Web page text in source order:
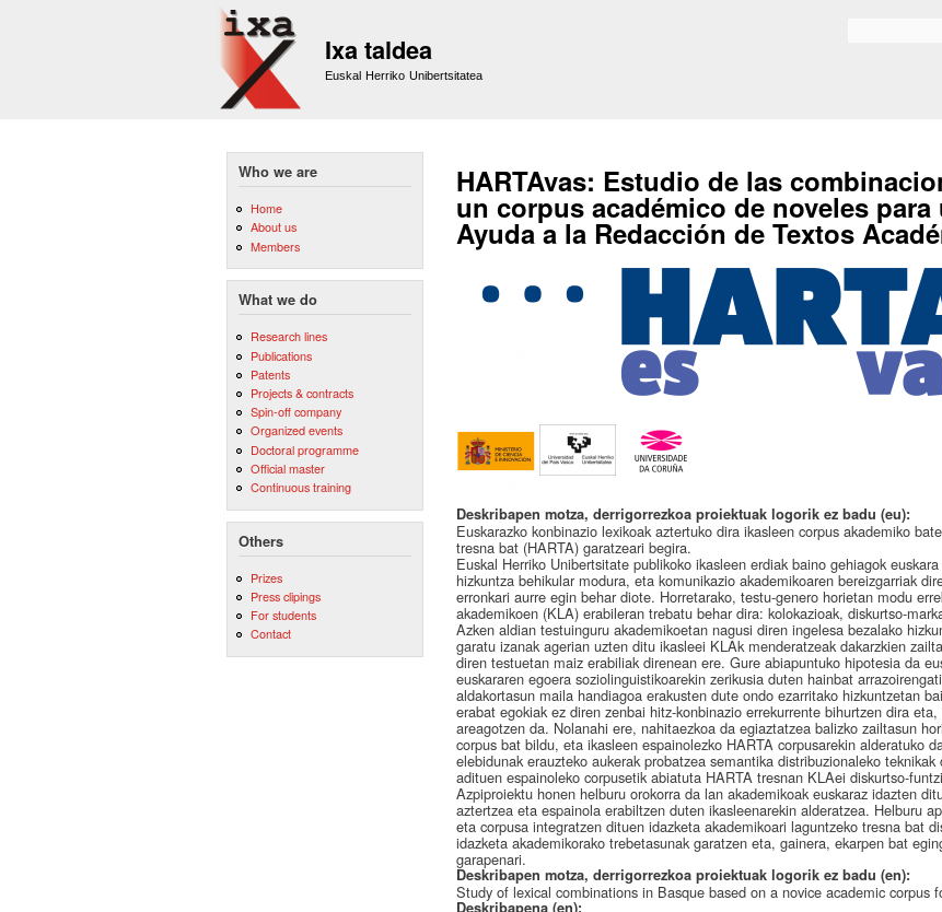
Ixa taldea
Euskal Herriko Unibertsitatea
Who we are
Home
About us
Members
What we do
Research lines
Publications
Patents
Projects & contracts
Spin-off company
Organized events
Doctoral programme
Official master
Continuous training
Others
Prizes
Press clipings
For students
Contact
HARTAvas: Estudio de las
un corpus académico de noveles para
Ayuda a la Redacción de Textos
Deskribapen motza, derrigorrezkoa proiektuak logorik ez badu (eu):
Euskarazko konbinazio lexikoak aztertuko dira ikasleen corpus akademiko
tresna bat (HARTA) garatzeari begira.
Euskal Herriko Unibertsitate publikoko ikasleen erdiak baino gehiagok
hizkuntza behikular modura, eta komunikazio akademikoaren bereizgarriak
erronkari aurre egin behar diote. Horretarako, testu-genero horietan modu
akademikoen (KLA) erabileran trebatu behar dira: kolokazioak, diskurtso-
Azken aldian testuinguru akademikoetan nagusi diren ingelesa bezalako
garatu izanak agerian uzten ditu ikasleei KLAk menderatzeak dakarzkien
diren testuetan maiz erabiliak direnean ere. Gure abiapuntuko hipotesia da
euskararen egoera soziolinguistikoarekin zerikusia duten hainbat
aldakortasun maila handiagoa erakusten dute ondo ezarritako hizkuntzetan
erabat egokiak ez diren zenbai hitz-konbinazio errekurrente bihurtzen dira
areagotzen da. Nolanahi ere, nahitaezkoa da egiaztatzea balizko zailtasun
corpus bat bildu, eta ikasleen espainolezko HARTA corpusarekin alderatuko
elebidunak erauzteko aukerak probatzea semantika distribuzionaleko
adituen espainoleko corpusetik abiatuta HARTA tresnan KLAei diskurtso-
Azpiproiektu honen helburu orokorra da lan akademikoak euskaraz idazten
aztertzea eta espainola erabiltzen duten ikasleenarekin alderatzea. Helburu
eta corpusa integratzen dituen idazketa akademikoari laguntzeko tresna bat
idazketa akademikorako trebetasunak garatzen eta, gainera, ekarpen bat
garapenari.
Deskribapen motza, derrigorrezkoa proiektuak logorik ez badu (en):
Study of lexical combinations in Basque based on a novice academic corpus
Deskribapena (en):